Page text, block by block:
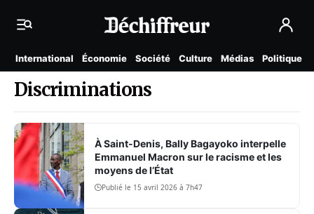
International Économie Société Culture Médias Politique
Discriminations
À Saint-Denis, Bally Bagayoko interpelle
Emmanuel Macron sur le racisme et les
moyens de l’État
Publié le 15 avril 2026 à 7h47